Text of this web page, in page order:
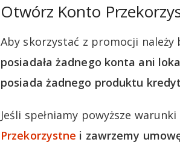
Otwórz Konto
Aby skorzystać z promocji
posiadała żadnego konta ani
posiada żadnego produktu
Jeśli spełniamy powyższe
Przekorzystne i zawrzemy